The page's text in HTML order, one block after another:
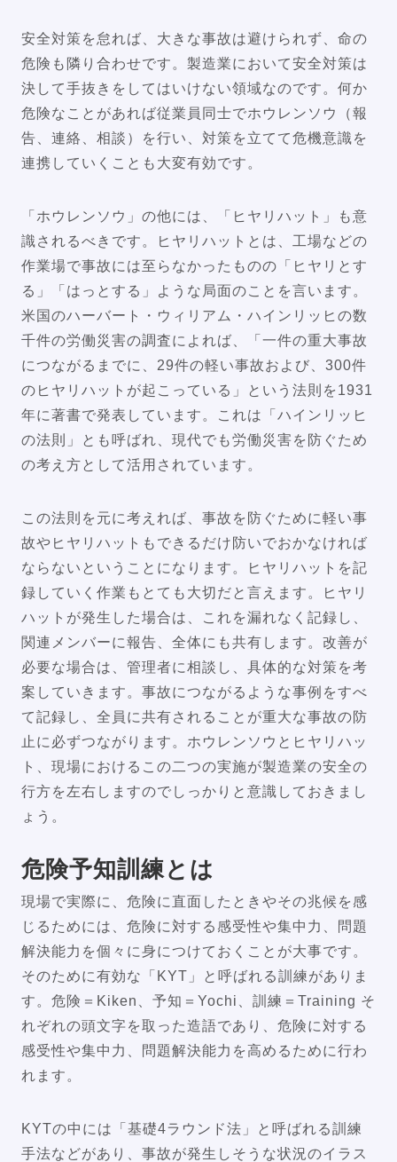
安全対策を怠れば、大きな事故は避けられず、命の
危険も隣り合わせです。製造業において安全対策は
決して手抜きをしてはいけない領域なのです。何か
危険なことがあれば従業員同士でホウレンソウ（報
告、連絡、相談）を行い、対策を立てて危機意識を
連携していくことも大変有効です。
「ホウレンソウ」の他には、「ヒヤリハット」も意
識されるべきです。ヒヤリハットとは、工場などの
作業場で事故には至らなかったものの「ヒヤリとす
る」「はっとする」ような局面のことを言います。
米国のハーバート・ウィリアム・ハインリッヒの数
千件の労働災害の調査によれば、「一件の重大事故
につながるまでに、29件の軽い事故および、300件
のヒヤリハットが起こっている」という法則を1931
年に著書で発表しています。これは「ハインリッヒ
の法則」とも呼ばれ、現代でも労働災害を防ぐため
の考え方として活用されています。
この法則を元に考えれば、事故を防ぐために軽い事
故やヒヤリハットもできるだけ防いでおかなければ
ならないということになります。ヒヤリハットを記
録していく作業もとても大切だと言えます。ヒヤリ
ハットが発生した場合は、これを漏れなく記録し、
関連メンバーに報告、全体にも共有します。改善が
必要な場合は、管理者に相談し、具体的な対策を考
案していきます。事故につながるような事例をすべ
て記録し、全員に共有されることが重大な事故の防
止に必ずつながります。ホウレンソウとヒヤリハッ
ト、現場におけるこの二つの実施が製造業の安全の
行方を左右しますのでしっかりと意識しておきまし
ょう。
危険予知訓練とは
現場で実際に、危険に直面したときやその兆候を感
じるためには、危険に対する感受性や集中力、問題
解決能力を個々に身につけておくことが大事です。
そのために有効な「KYT」と呼ばれる訓練がありま
す。危険＝Kiken、予知＝Yochi、訓練＝Training そ
れぞれの頭文字を取った造語であり、危険に対する
感受性や集中力、問題解決能力を高めるために行わ
れます。
KYTの中には「基礎4ラウンド法」と呼ばれる訓練
手法などがあり、事故が発生しそうな状況のイラス